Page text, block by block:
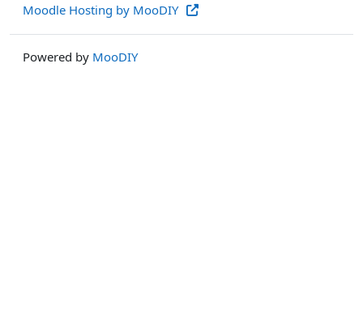
Moodle Hosting by MooDIY
Powered by MooDIY